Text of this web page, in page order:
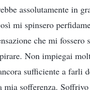
assolutamente in
mi spinsero
che mi fossero
Non impiegai
sufficiente a farli
mia sofferenza.